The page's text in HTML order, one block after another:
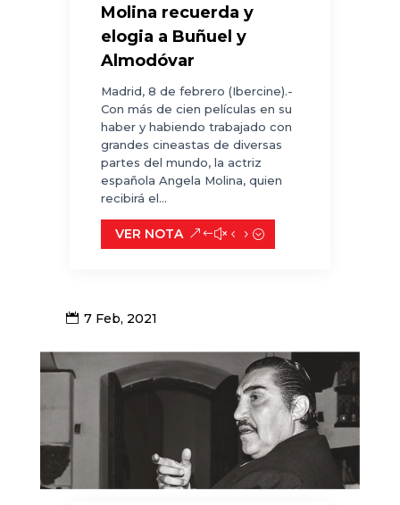
Molina recuerda y
elogia a Buñuel y
Almodóvar
Madrid, 8 de febrero (Ibercine).-
Con más de cien películas en su
haber y habiendo trabajado con
grandes cineastas de diversas
partes del mundo, la actriz
española Angela Molina, quien
recibirá el...
VER NOTA
7 Feb, 2021